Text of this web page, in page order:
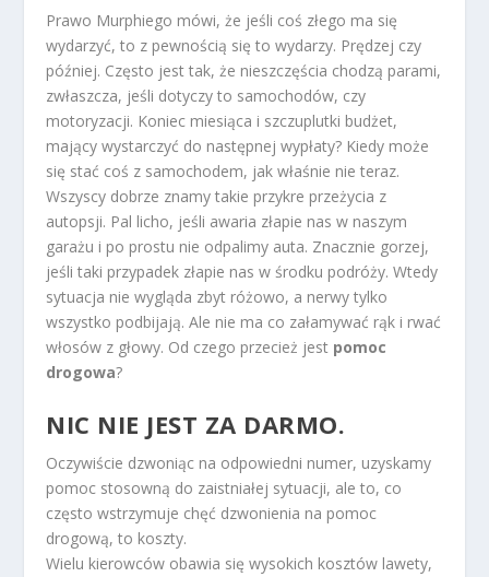
Prawo Murphiego mówi, że jeśli coś złego ma się
wydarzyć, to z pewnością się to wydarzy. Prędzej czy
później. Często jest tak, że nieszczęścia chodzą parami,
zwłaszcza, jeśli dotyczy to samochodów, czy
motoryzacji. Koniec miesiąca i szczuplutki budżet,
mający wystarczyć do następnej wypłaty? Kiedy może
się stać coś z samochodem, jak właśnie nie teraz.
Wszyscy dobrze znamy takie przykre przeżycia z
autopsji. Pal licho, jeśli awaria złapie nas w naszym
garażu i po prostu nie odpalimy auta. Znacznie gorzej,
jeśli taki przypadek złapie nas w środku podróży. Wtedy
sytuacja nie wygląda zbyt różowo, a nerwy tylko
wszystko podbijają. Ale nie ma co załamywać rąk i rwać
włosów z głowy. Od czego przecież jest pomoc
drogowa?
NIC NIE JEST ZA DARMO.
Oczywiście dzwoniąc na odpowiedni numer, uzyskamy
pomoc stosowną do zaistniałej sytuacji, ale to, co
często wstrzymuje chęć dzwonienia na pomoc
drogową, to koszty.
Wielu kierowców obawia się wysokich kosztów lawety,